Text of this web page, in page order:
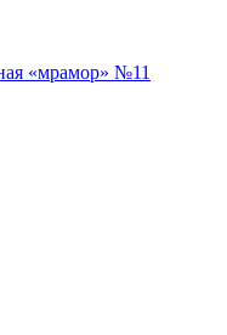
«мрамор» №11